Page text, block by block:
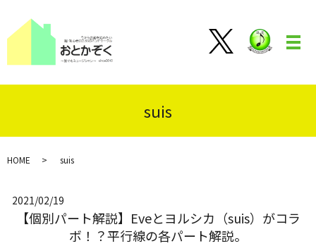
メ
suis
HOME suis
2021/02/19
【個別パート解説】Eveとヨルシカ（suis）がコラ
ボ！？平行線の各パート解説。